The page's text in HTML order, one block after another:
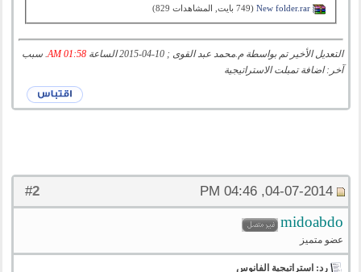
New folder.rar‏(749 بايت, المشاهدات 829)
التعديل الأخير تم بواسطة م.محمد عبد القوى ; 10-04-2015 الساعة 01:58 AM
. سبب
آخر: اضافة تمبلت الاستراتيجية
#
2 04-07-2014, 04:46 PM
midoabdo
عضو متميز
رد: استراتيجية الفانوس